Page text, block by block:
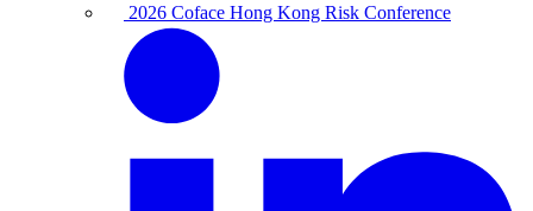
2026 Coface Hong Kong Risk Conference